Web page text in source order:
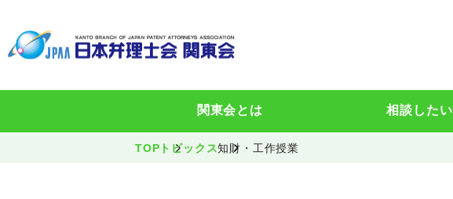
関東会とは 相談したい
TOP トピックス知財・工作授業